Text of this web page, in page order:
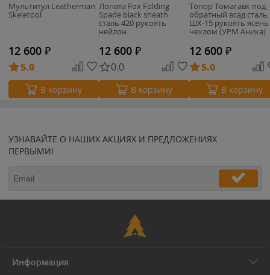
Мультитул Leatherman
Skeletool
12 600 ₽
5.0
В корзину
Лопата Fox Folding
Spade black sheath
сталь 420 рукоять
нейлон
12 600 ₽
0.0
В корзину
Топор Томагавк под
обратный всад сталь
ШХ-15 рукоять ясень
чехлом (УРМ Аника)
12 600 ₽
5.0
В корзину
УЗНАВАЙТЕ О НАШИХ АКЦИЯХ И ПРЕДЛОЖЕНИЯХ
ПЕРВЫМИ!
Информация